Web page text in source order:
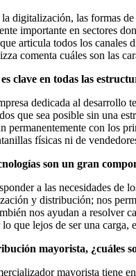
digitalización, las formas
importante en sectores
articula todos los canales
comenta cuáles son las
clave en todas las
dedicada al desarrollo
que sea posible sin una
permanentemente con los
físicas ni de
son un gran
a las necesidades de
y distribución; nos
nos ayudan a resolver
que lejos de ser una carga,
mayorista, ¿cuáles
mayorista tiene